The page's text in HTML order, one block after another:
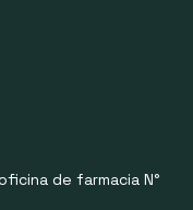
de farmacia N°